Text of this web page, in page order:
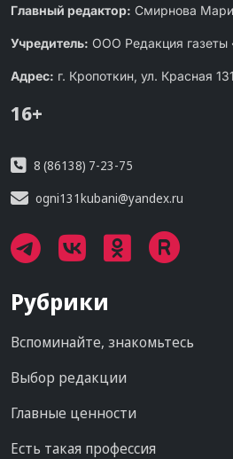
Главный редактор: Смирнова
Учредитель: ООО Редакция газеты
Адрес: г. Кропоткин, ул. Красная 131
16+
8 (86138) 7-23-75
ogni131kubani@yandex.ru
Рубрики
Вспоминайте, знакомьтесь
Выбор редакции
Главные ценности
Есть такая профессия